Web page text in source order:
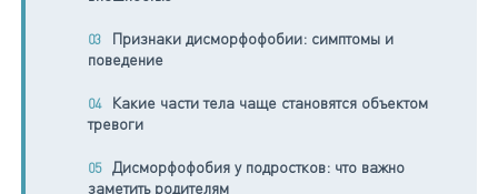
Признаки дисморфофобии: симптомы и
поведение
Какие части тела чаще становятся объектом
тревоги
Дисморфофобия у подростков: что важно
заметить родителям